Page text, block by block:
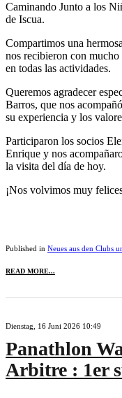
Caminando Junto a los
de Iscua.
Compartimos una
nos recibieron con
en todas las actividades.
Queremos agradecer
Barros, que nos
su experiencia y los
Participaron los socios
Enrique y nos
la visita del día de hoy.
¡Nos volvimos muy
Published in Neues aus den Clubs
READ MORE...
Dienstag, 16 Juni 2026 10:49
Panathlon
Arbitre : 1er